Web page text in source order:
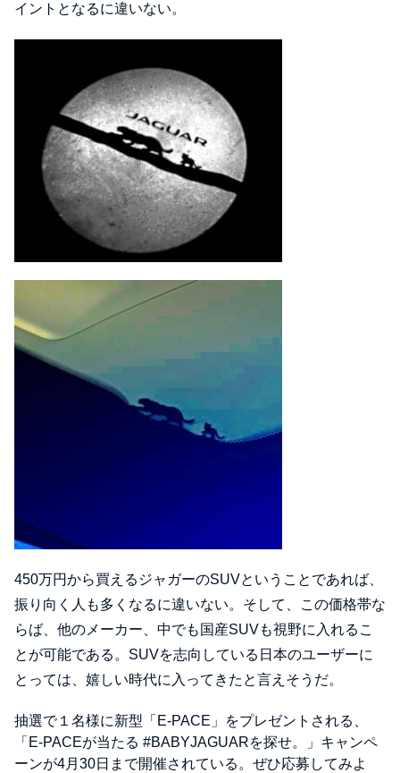
イントとなるに違いない。
450万円から買えるジャガーのSUVということであれば、
振り向く人も多くなるに違いない。そして、この価格帯な
らば、他のメーカー、中でも国産SUVも視野に入れるこ
とが可能である。SUVを志向している日本のユーザーに
とっては、嬉しい時代に入ってきたと言えそうだ。
抽選で１名様に新型「E-PACE」をプレゼントされる、
「E-PACEが当たる #BABYJAGUARを探せ。」 キャンペ
ーンが4月30日まで開催されている。ぜひ応募してみよ